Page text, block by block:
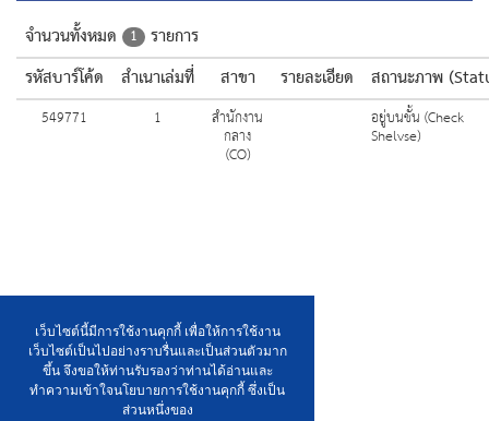
เว็บไซต์นี้มีการใช้งานคุกกี้ เพื่อให้การใช้งาน
เว็บไซต์เป็นไปอย่างราบรื่นและเป็นส่วนตัวมาก
ขึ้น จึงขอให้ท่านรับรองว่าท่านได้อ่านและ
ทำความเข้าใจนโยบายการใช้งานคุกกี้ ซึ่งเป็น
ส่วนหนึ่งของ
จำนวนทั้งหมด 1 รายการ
รหัสบาร์โค้ด
สำเนาเล่มที่ สาขา รายละเอียด สถานะภาพ
549771 1 สำนักงาน
กลาง
(CO)
อยู่บนชั้น (Check
Shelvse)